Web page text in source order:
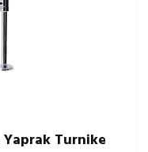
Turnike